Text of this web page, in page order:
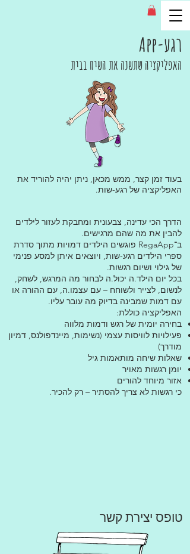
App-רגע
האפליקציה שתשנה את השיח בבית
בעוד זמן קצר, ממש מכאן, ניתן יהיה להוריד את
האפליקציה של רגע-שות.
הדרך הכי עדינה, צבעונית ומחבקת לעזור לילדים
להבין את מה שהם מרגישים.
ב־RegaApp פוגשים הילדים דמויות מתוך סדרת
ספרי הילדים רגע-שות, ויוצאים איתן למסע פנימי
של גילוי ושיום רגשות.
בכל יום הילד.ה יכול.ה לבחור מה המרגש, לשחק,
לנשום, לצייר ולשוחח – עם עצמו.ה, עם ההורה או
עם דמות שמבינה בדיוק מה עובר עליו.
האפליקציה כוללת:
בחירה יומית של רגש ודמות מלווה
פעילויות לוויסות עצמי (נשימות, מיינדפולנס, דמיון
מודרך)
שאלות שיחה מותאמות גיל
יומן רגשות מאויר
אזור מיוחד להורים
כי רגשות לא צריך להסתיר – רק להכיר.
טופס יצירת קשר